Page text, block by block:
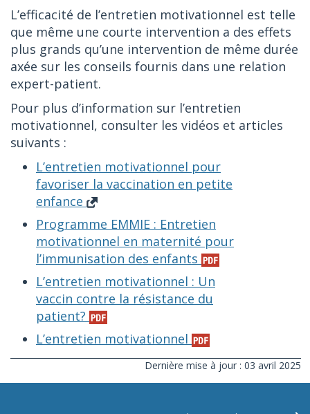
L’efficacité de l’entretien motivationnel est telle
que même une courte intervention a des effets
plus grands qu’une intervention de même durée
axée sur les conseils fournis dans une relation
expert-patient.
Pour plus d’information sur l’entretien
motivationnel, consulter les vidéos et articles
suivants :
L’entretien motivationnel pour
favoriser la vaccination en petite
enfance
Programme EMMIE : Entretien
motivationnel en maternité pour
l’immunisation des enfants
L’entretien motivationnel : Un
vaccin contre la résistance du
patient?
L’entretien motivationnel
Dernière mise à jour : 03 avril 2025